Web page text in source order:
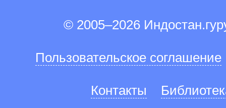
© 2005–2026
Пользовательское соглашение
Контакты